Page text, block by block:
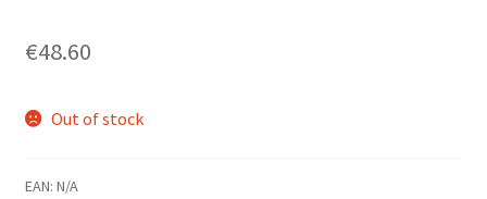
€48.60
Out of stock
EAN: N/A